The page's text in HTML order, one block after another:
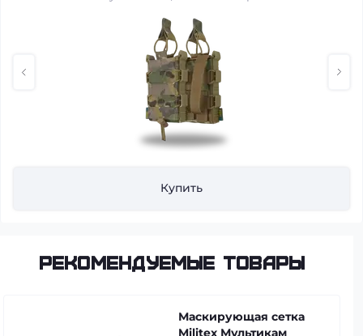
Купить
Рекомендуемые товары
Маскирующая сетка
Militex Мультикам